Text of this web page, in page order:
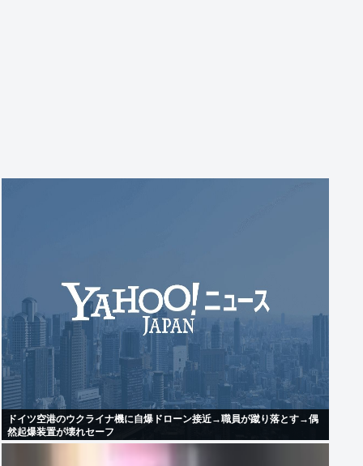
ドイツ空港のウクライナ機に自爆ドローン接近→職員が蹴り落とす→偶
然起爆装置が壊れセーフ